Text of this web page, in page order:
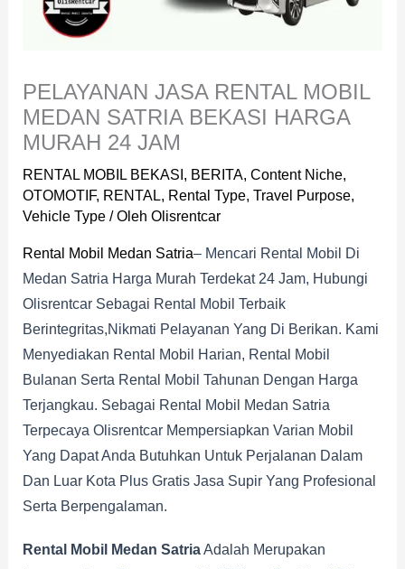
PELAYANAN JASA RENTAL MOBIL
MEDAN SATRIA BEKASI HARGA
MURAH 24 JAM
RENTAL MOBIL BEKASI , BERITA, Content Niche,
OTOMOTIF, RENTAL, Rental Type, Travel Purpose,
Vehicle Type/ Oleh Olisrentcar
Rental Mobil Medan Satria– Mencari Rental Mobil Di
Medan Satria Harga Murah Terdekat 24 Jam, Hubungi
Olisrentcar Sebagai Rental Mobil Terbaik
Berintegritas,nikmati Pelayanan Yang Di Berikan. Kami
Menyediakan Rental Mobil Harian, Rental Mobil
Bulanan Serta Rental Mobil Tahunan Dengan Harga
Terjangkau. Sebagai Rental Mobil Medan Satria
Terpecaya Olisrentcar Mempersiapkan Varian Mobil
Yang Dapat Anda Butuhkan Untuk Perjalanan Dalam
Dan Luar Kota Plus Gratis Jasa Supir Yang Profesional
Serta Berpengalaman.
Rental Mobil Medan SatriaAdalah Merupakan